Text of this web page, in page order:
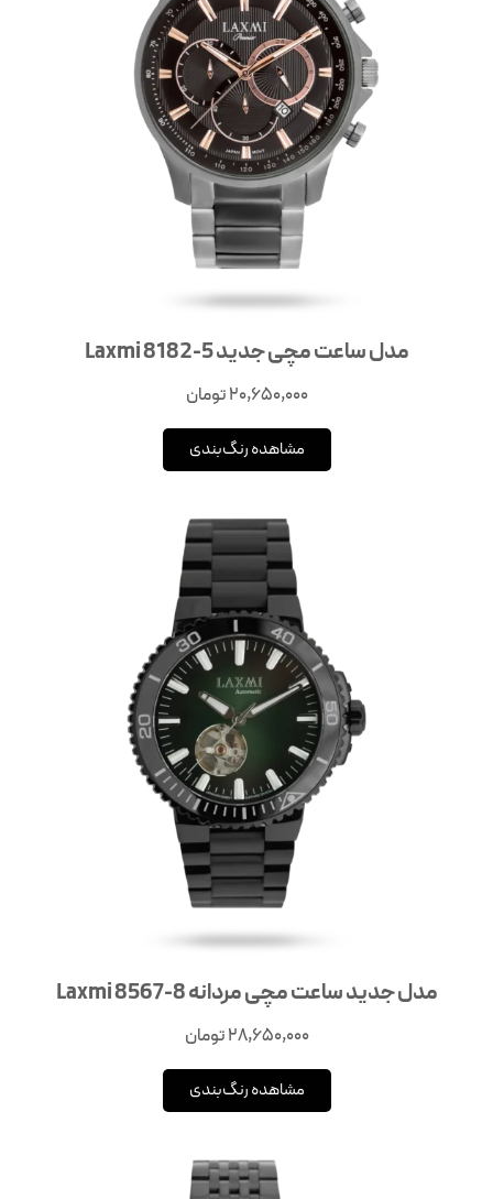
مدل ساعت مچی جدید Laxmi 8182-5
20,650,000تومان
مشاهده رنگ‌بندی
مدل جدید ساعت مچی مردانه 8-8567 Laxmi
28,650,000تومان
مشاهده رنگ‌بندی